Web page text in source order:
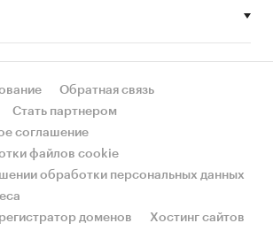
или снижается? Если растет, то
спроса или за счет
регионов?
регион занимает в России и в
округе по объему продаж
на душу населения?
можно отнести рынок по
роста (малый/крупный, с
Обратная связь
Стать партнером
соглашение
файлов cookie
обработки персональных данных
доменов
Хостинг сайтов